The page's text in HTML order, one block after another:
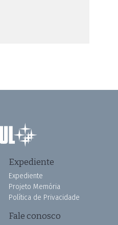
Expediente
Expediente
Projeto Memória
Política de Privacidade
Fale conosco